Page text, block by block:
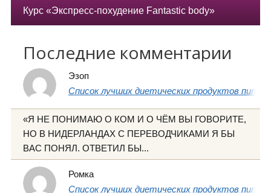
Курс «Экспресс-похудение Fantastic body»
Последние комментарии
Эзоп
Список лучших диетических продуктов
«Я НЕ ПОНИМАЮ О КОМ И О ЧЁМ ВЫ ГОВОРИТЕ,
НО В НИДЕРЛАНДАХ С ПЕРЕВОДЧИКАМИ Я БЫ
ВАС ПОНЯЛ. ОТВЕТИЛ БЫ...
Ромка
Список лучших диетических продуктов